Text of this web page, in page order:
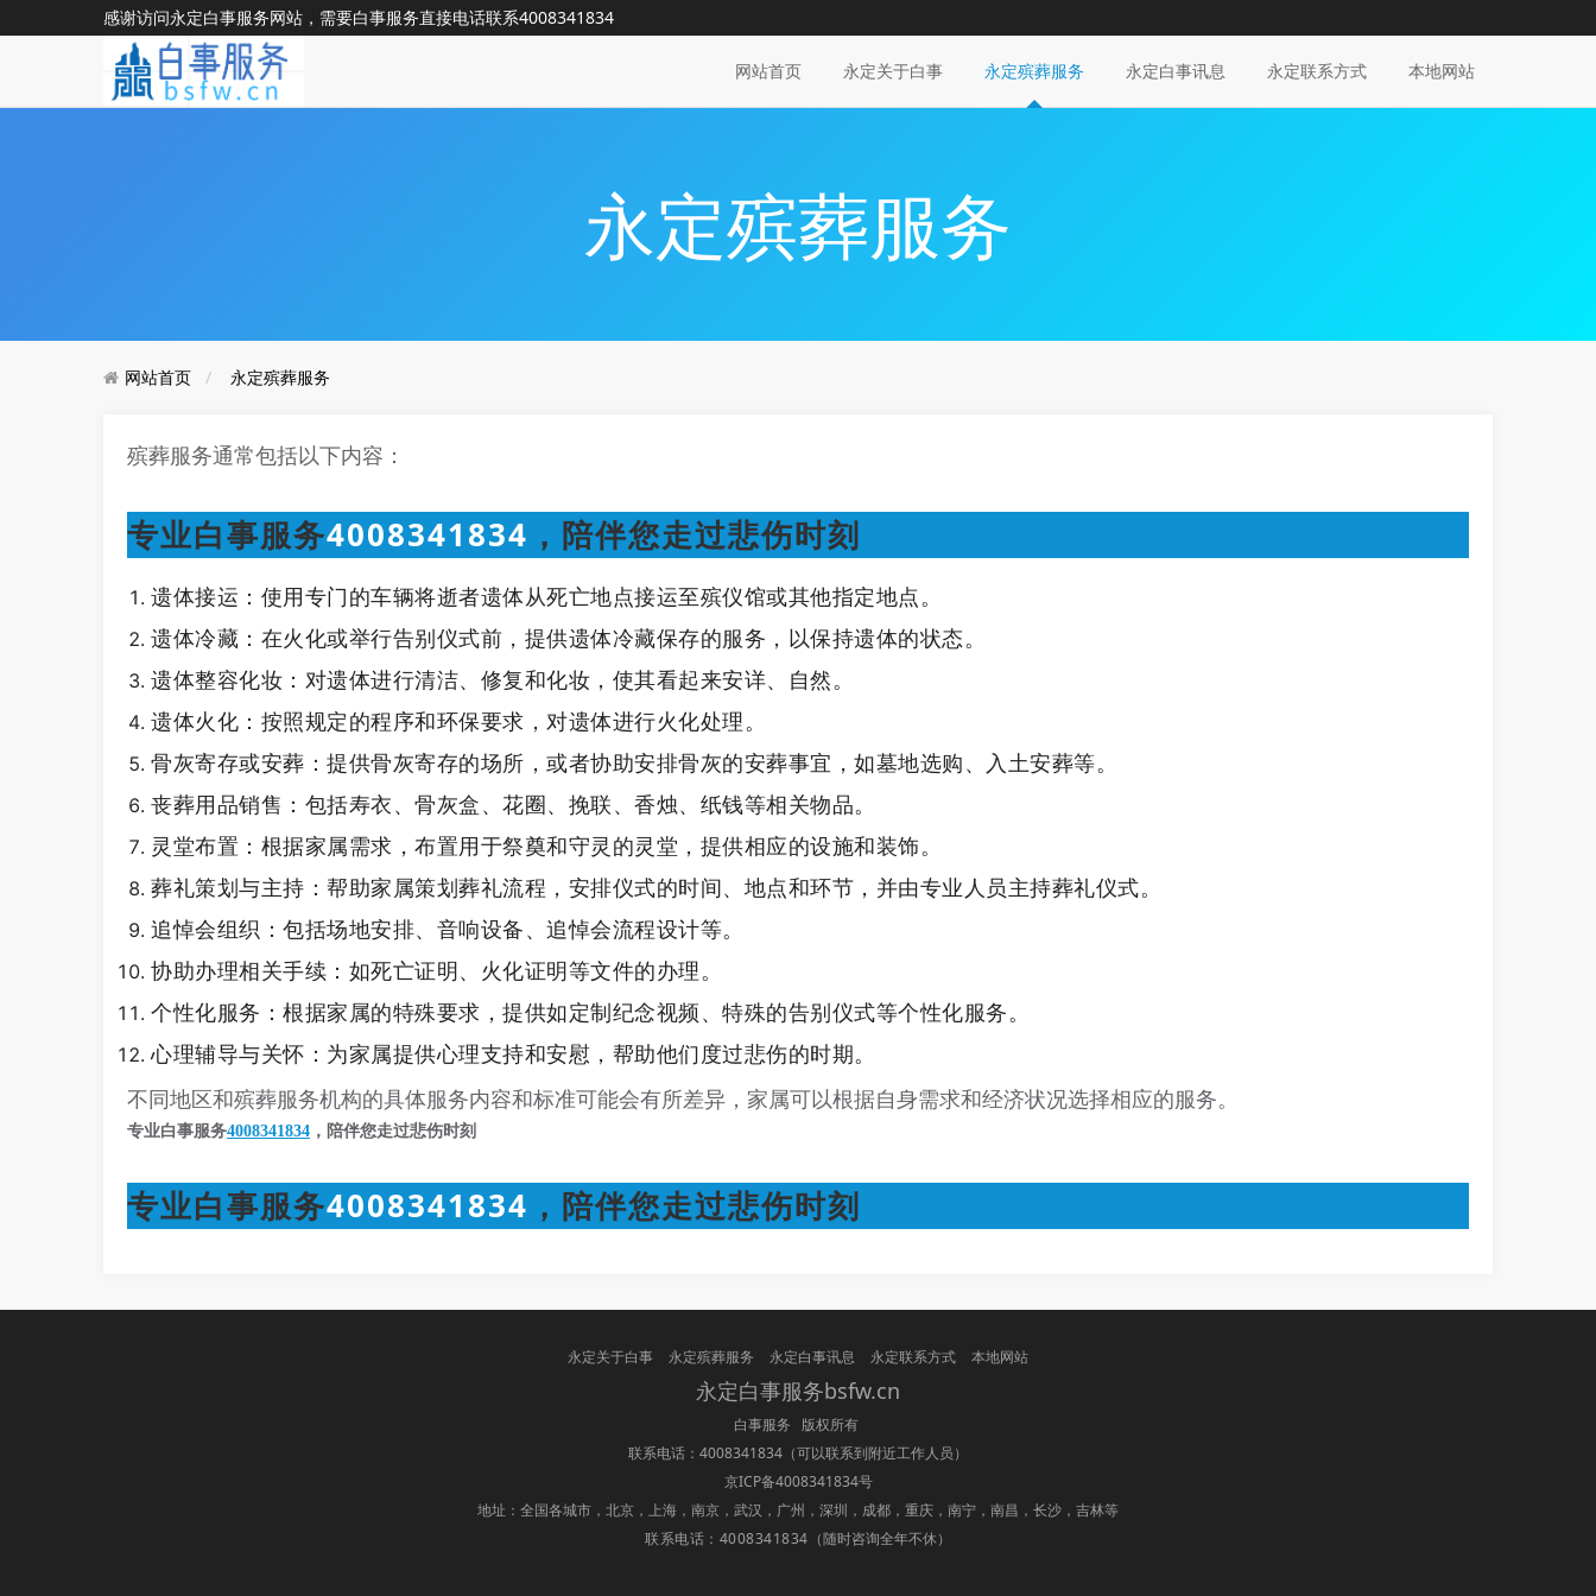
感谢访问永定白事服务网站，需要白事服务直接电话联系4008341834
网站首页 永定关于白事 永定殡葬服务 永定白事讯息 永定联系方式 本地网站
永定殡葬服务
网站首页 永定殡葬服务
殡葬服务通常包括以下内容：
专业白事服务4008341834 ，陪伴您走过悲伤时刻
遗体接运：使用专门的车辆将逝者遗体从死亡地点接运至殡仪馆或其他指定地点。
遗体冷藏：在火化或举行告别仪式前，提供遗体冷藏保存的服务，以保持遗体的状态。
遗体整容化妆：对遗体进行清洁、修复和化妆，使其看起来安详、自然。
遗体火化：按照规定的程序和环保要求，对遗体进行火化处理。
骨灰寄存或安葬：提供骨灰寄存的场所，或者协助安排骨灰的安葬事宜，如墓地选购、入土安葬等。
丧葬用品销售：包括寿衣、骨灰盒、花圈、挽联、香烛、纸钱等相关物品。
灵堂布置：根据家属需求，布置用于祭奠和守灵的灵堂，提供相应的设施和装饰。
葬礼策划与主持：帮助家属策划葬礼流程，安排仪式的时间、地点和环节，并由专业人员主持葬礼仪式。
追悼会组织：包括场地安排、音响设备、追悼会流程设计等。
协助办理相关手续：如死亡证明、火化证明等文件的办理。
个性化服务：根据家属的特殊要求，提供如定制纪念视频、特殊的告别仪式等个性化服务。
心理辅导与关怀：为家属提供心理支持和安慰，帮助他们度过悲伤的时期。
不同地区和殡葬服务机构的具体服务内容和标准可能会有所差异，家属可以根据自身需求和经济状况选择相应的服务。
专业白事服务4008341834 ，陪伴您走过悲伤时刻
专业白事服务4008341834 ，陪伴您走过悲伤时刻
永定关于白事 永定殡葬服务 永定白事讯息 永定联系方式 本地网站
永定白事服务bsfw.cn
白事服务 版权所有
联系电话：4008341834 （可以联系到附近工作人员）
京ICP备4008341834号
地址：全国各城市，北京，上海，南京，武汉，广州，深圳，成都，重庆，南宁，南昌，长沙，吉林等
联系电话：4008341834 （随时咨询全年不休）